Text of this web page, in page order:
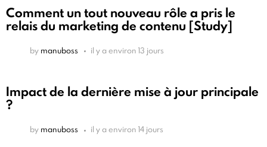
Comment un tout nouveau rôle a pris le
relais du marketing de contenu [Study]
by manuboss il y a environ 13 jours
Impact de la dernière mise à jour principale
?
by manuboss il y a environ 14 jours